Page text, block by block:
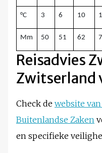
°C 3 6 10
Mm 50 51 62
Reisadvies
Zwitserland
Check de website
Buitenlandse Zaken
en specifieke